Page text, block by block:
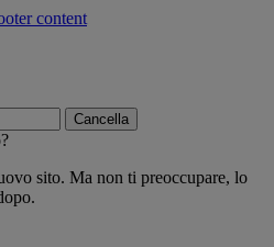
content
Cancella
sito. Ma non ti preoccupare, lo